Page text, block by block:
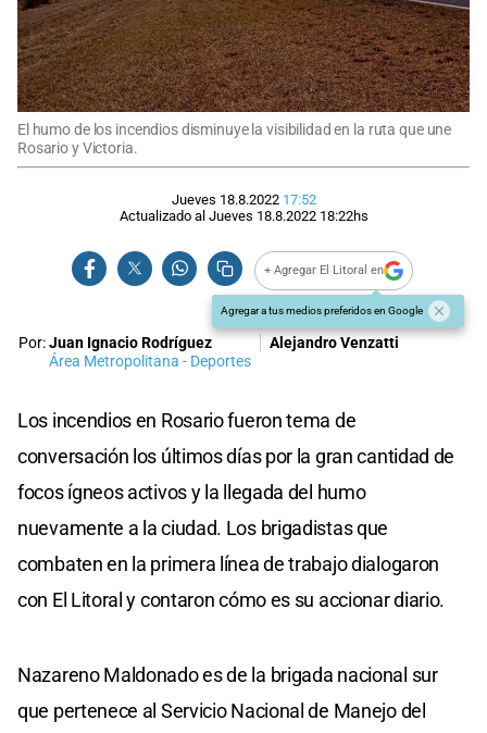
El humo de los incendios disminuye la visibilidad en la ruta que une
Rosario y Victoria.
Jueves 18.8.2022 17:52
Actualizado al Jueves 18.8.2022 18:22hs
+ Agregar El Litoral en
Agregar a tus medios preferidos en Google
Por:Juan Ignacio Rodríguez
Área Metropolitana - Deportes
Alejandro Venzatti
Los incendios en Rosario fueron tema de
conversación los últimos días por la gran cantidad de
focos ígneos activos y la llegada del humo
nuevamente a la ciudad. Los brigadistas que
combaten en la primera línea de trabajo dialogaron
con El Litoral y contaron cómo es su accionar diario.
Nazareno Maldonado es de la brigada nacional sur
que pertenece al Servicio Nacional de Manejo del